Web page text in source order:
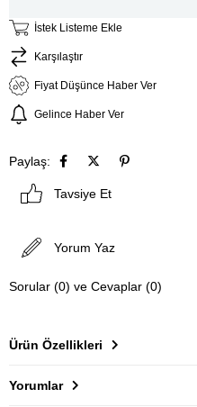
İstek Listeme Ekle
Karşılaştır
Fiyat Düşünce Haber Ver
Gelince Haber Ver
Paylaş:
Tavsiye Et
Yorum Yaz
Sorular (0) ve Cevaplar (0)
Ürün Özellikleri
Yorumlar